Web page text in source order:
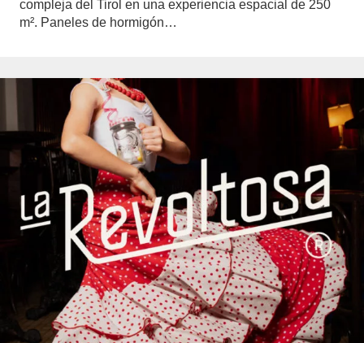
compleja del Tirol en una experiencia espacial de 250
m². Paneles de hormigón…